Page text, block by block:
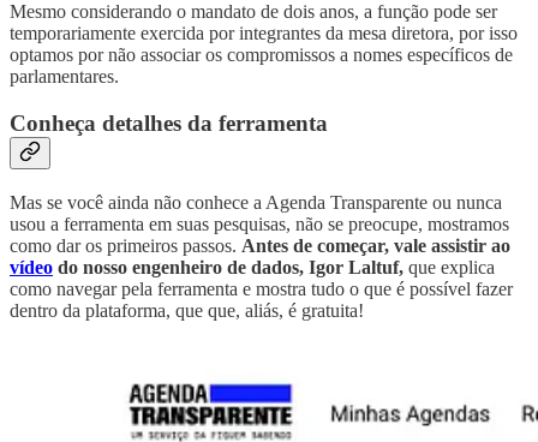
Mesmo considerando o mandato de dois anos, a função pode ser
temporariamente exercida por integrantes da mesa diretora, por isso
optamos por não associar os compromissos a nomes específicos de
parlamentares.
Conheça detalhes da ferramenta
Mas se você ainda não conhece a Agenda Transparente ou nunca
usou a ferramenta em suas pesquisas, não se preocupe, mostramos
como dar os primeiros passos. Antes de começar, vale assistir ao
vídeo do nosso engenheiro de dados, Igor Laltuf, que explica
como navegar pela ferramenta e mostra tudo o que é possível fazer
dentro da plataforma, que que, aliás, é gratuita!